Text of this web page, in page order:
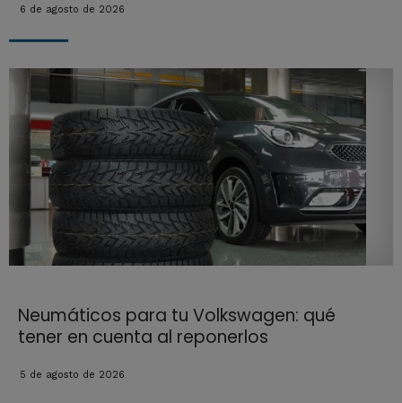
6 de agosto de 2026
Neumáticos para tu Volkswagen: qué
tener en cuenta al reponerlos
5 de agosto de 2026